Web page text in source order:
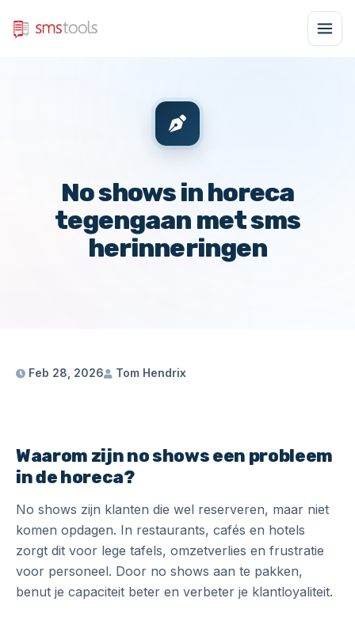
No shows in horeca
tegengaan met sms
herinneringen
Feb 28, 2026 Tom Hendrix
Waarom zijn no shows een probleem
in de horeca?
No shows zijn klanten die wel reserveren, maar niet
komen opdagen. In restaurants, cafés en hotels
zorgt dit voor lege tafels, omzetverlies en frustratie
voor personeel. Door no shows aan te pakken,
benut je capaciteit beter en verbeter je klantloyaliteit.